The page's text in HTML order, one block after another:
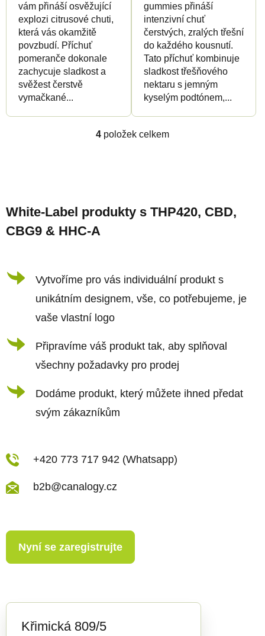
vám přináší osvěžující
explozi citrusové chuti,
která vás okamžitě
povzbudí. Příchuť
pomeranče dokonale
zachycuje sladkost a
svěžest čerstvě
vymačkané...
gummies přináší
intenzivní chuť
čerstvých, zralých třešní
do každého kousnutí.
Tato příchuť kombinuje
sladkost třešňového
nektaru s jemným
kyselým podtónem,...
O
d
p
r
k
y
v
ý
u
4 položek celkem
á
p
a
White-Label produkty s THP420, CBD,
CBG9 & HHC-A
Vytvoříme pro vás individuální produkt s
unikátním designem, vše, co potřebujeme, je
vaše vlastní logo
Připravíme váš produkt tak, aby splňoval
všechny požadavky pro prodej
Dodáme produkt, který můžete ihned předat
svým zákazníkům
+420 773 717 942 (Whatsapp)
b2b@canalogy.cz
Nyní se zaregistrujte
Křimická 809/5